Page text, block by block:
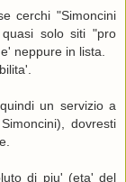
cerchi "Simoncini
solo siti "pro
neppure in lista.
un servizio a
dovresti
di piu' (eta' del